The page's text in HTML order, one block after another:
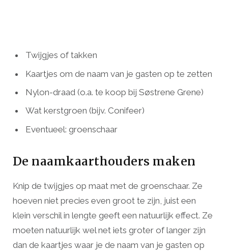
Twijgjes of takken
Kaartjes om de naam van je gasten op te zetten
Nylon-draad (o.a. te koop bij Søstrene Grene)
Wat kerstgroen (bijv. Conifeer)
Eventueel: groenschaar
De naamkaarthouders maken
Knip de twijgjes op maat met de groenschaar. Ze
hoeven niet precies even groot te zijn, juist een
klein verschil in lengte geeft een natuurlijk effect. Ze
moeten natuurlijk wel net iets groter of langer zijn
dan de kaartjes waar je de naam van je gasten op